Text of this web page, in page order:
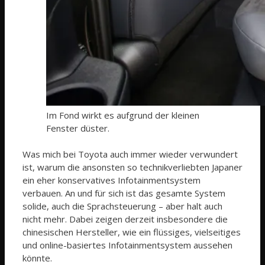
Im Fond wirkt es aufgrund der kleinen
Fenster düster.
Was mich bei Toyota auch immer wieder verwundert
ist, warum die ansonsten so technikverliebten Japaner
ein eher konservatives Infotainmentsystem
verbauen. An und für sich ist das gesamte System
solide, auch die Sprachsteuerung – aber halt auch
nicht mehr. Dabei zeigen derzeit insbesondere die
chinesischen Hersteller, wie ein flüssiges, vielseitiges
und online-basiertes Infotainmentsystem aussehen
könnte.